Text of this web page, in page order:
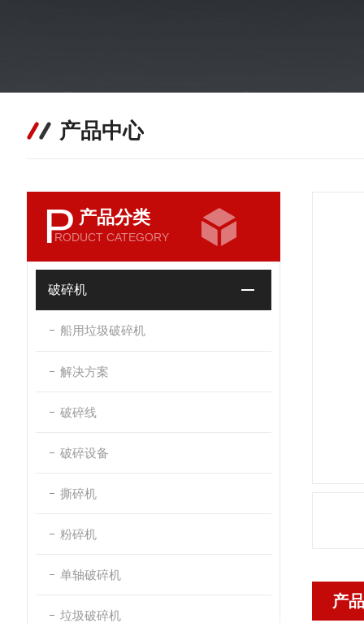
产品中心
P 产品分类
RODUCT CATEGORY
破碎机
船用垃圾破碎机
解决方案
破碎线
破碎设备
撕碎机
粉碎机
单轴破碎机
垃圾破碎机
产